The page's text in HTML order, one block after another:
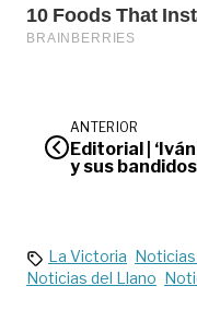
ANTERIOR
Editorial |
y sus bandidos
La Victoria
Noticias del Llano